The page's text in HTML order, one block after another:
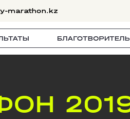
marathon.kz